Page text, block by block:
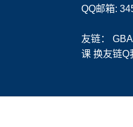
QQ邮箱:
友链：
课 换友链Q